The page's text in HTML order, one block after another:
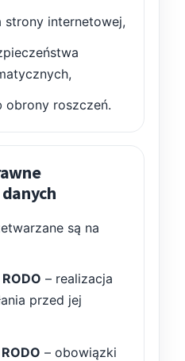
strony internetowej,
obrony roszczeń.
są na
– realizacja
przed jej
– obowiązki